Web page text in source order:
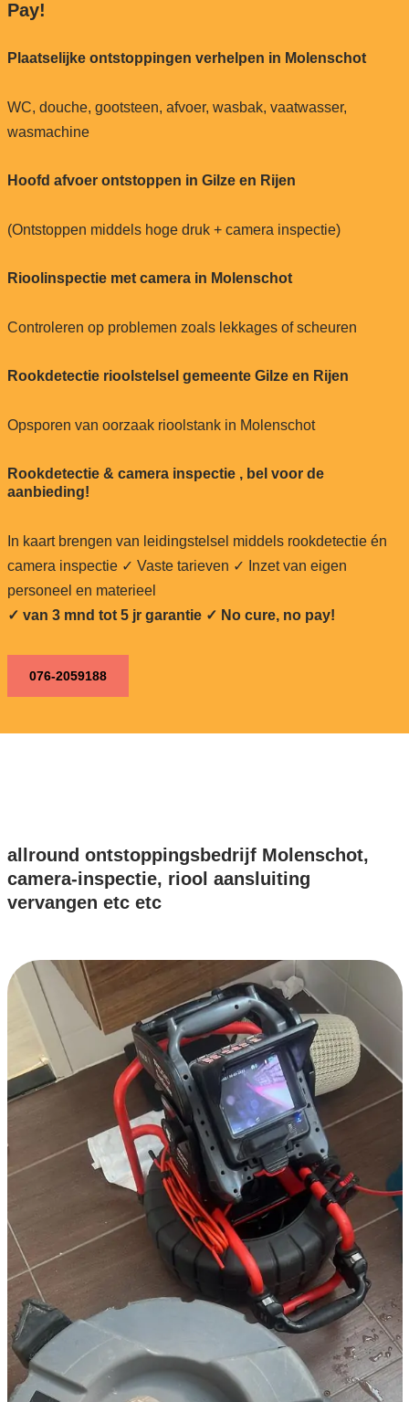
Pay!
Plaatselijke ontstoppingen verhelpen in Molenschot
WC, douche, gootsteen, afvoer, wasbak, vaatwasser,
wasmachine
Hoofd afvoer ontstoppen in Gilze en Rijen
(Ontstoppen middels hoge druk + camera inspectie)
Rioolinspectie met camera in Molenschot
Controleren op problemen zoals lekkages of scheuren
Rookdetectie rioolstelsel gemeente Gilze en Rijen
Opsporen van oorzaak rioolstank in Molenschot
Rookdetectie & camera inspectie , bel voor de
aanbieding!
In kaart brengen van leidingstelsel middels rookdetectie én
camera inspectie ✓ Vaste tarieven ✓ Inzet van eigen
personeel en materieel
✓ van 3 mnd tot 5 jr garantie ✓ No cure, no pay!
076-2059188
allround ontstoppingsbedrijf Molenschot,
camera-inspectie, riool aansluiting
vervangen etc etc